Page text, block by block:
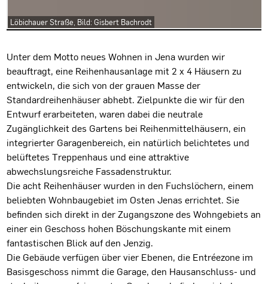
Löbichauer Straße, Bild: Gisbert Bachrodt
Unter dem Motto neues Wohnen in Jena wurden wir
beauftragt, eine Reihenhausanlage mit 2 x 4 Häusern zu
entwickeln, die sich von der grauen Masse der
Standardreihenhäuser abhebt. Zielpunkte die wir für den
Entwurf erarbeiteten, waren dabei die neutrale
Zugänglichkeit des Gartens bei Reihenmittelhäusern, ein
integrierter Garagenbereich, ein natürlich belichtetes und
belüftetes Treppenhaus und eine attraktive
abwechslungsreiche Fassadenstruktur.
Die acht Reihenhäuser wurden in den Fuchslöchern, einem
beliebten Wohnbaugebiet im Osten Jenas errichtet. Sie
befinden sich direkt in der Zugangszone des Wohngebiets an
einer ein Geschoss hohen Böschungskante mit einem
fantastischen Blick auf den Jenzig.
Die Gebäude verfügen über vier Ebenen, die Entréezone im
Basisgeschoss nimmt die Garage, den Hausanschluss- und